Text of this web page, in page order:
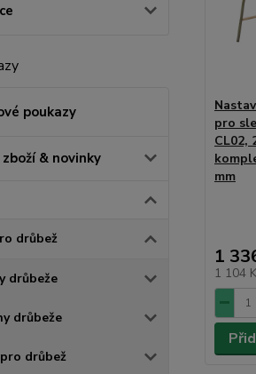
poukazy
zboží & novinky
drůbež
drůbeže
drůbeže
drůbež
pro
CL02,
mm
1
1 104